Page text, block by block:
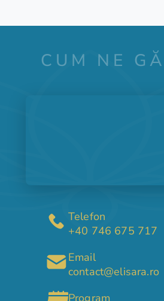
CUM NE
Telefon
+40 746 675 717
Email
contact@elisara.ro
Program